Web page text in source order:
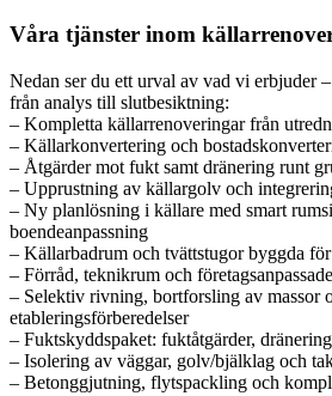
Våra tjänster inom
Nedan ser du ett urval av vad vi erbjuder
från analys till slutbesiktning:
– Kompletta källarrenoveringar från
– Källarkonvertering och
– Åtgärder mot fukt samt dränering runt
– Upprustning av källargolv och
– Ny planlösning i källare med smart
boendeanpassning
– Källarbadrum och tvättstugor byggda
– Förråd, teknikrum och
– Selektiv rivning, bortforsling av massor
etableringsförberedelser
– Fuktskyddspaket: fuktåtgärder,
– Isolering av väggar, golv/bjälklag och
– Betonggjutning, flytspackling och